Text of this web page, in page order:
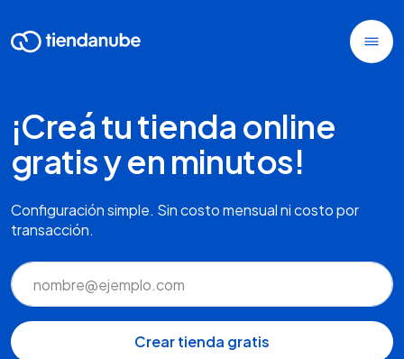
¡Creá tu tienda online
gratis y en minutos!
Configuración simple. Sin costo mensual ni costo por
transacción.